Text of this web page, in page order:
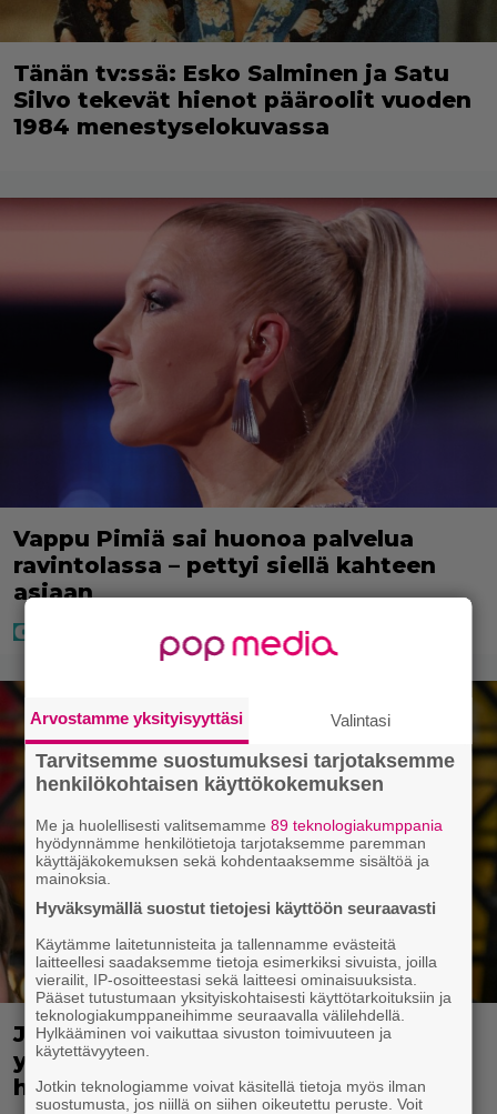
Tänän tv:ssä: Esko Salminen ja Satu
Silvo tekevät hienot pääroolit vuoden
1984 menestyselokuvassa
Vappu Pimiä sai huonoa palvelua
ravintolassa – pettyi siellä kahteen
asiaan
Jani Sievinen kokosi lapsikatraansa
yhteen – ”Minun suurin perintöni
heille”
Arvostamme yksityisyyttäsi Valintasi
Tarvitsemme suostumuksesi tarjotaksemme
henkilökohtaisen käyttökokemuksen
Me ja huolellisesti valitsemamme89 teknologiakumppania
hyödynnämme henkilötietoja tarjotaksemme paremman
käyttäjäkokemuksen sekä kohdentaaksemme sisältöä ja
mainoksia.
Hyväksymällä suostut tietojesi käyttöön seuraavasti
Käytämme laitetunnisteita ja tallennamme evästeitä
laitteellesi saadaksemme tietoja esimerkiksi sivuista, joilla
vierailit, IP-osoitteestasi sekä laitteesi ominaisuuksista.
Pääset tutustumaan yksityiskohtaisesti käyttötarkoituksiin ja
teknologiakumppaneihimme seuraavalla välilehdellä.
Hylkääminen voi vaikuttaa sivuston toimivuuteen ja
käytettävyyteen.
Jotkin teknologiamme voivat käsitellä tietoja myös ilman
suostumusta, jos niillä on siihen oikeutettu peruste. Voit